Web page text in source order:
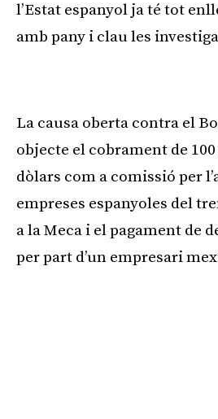
l’Estat espanyol ja té tot
amb pany i clau les
La causa oberta contra el
objecte el cobrament de
dòlars com a comissió per
empreses espanyoles del
a la Meca i el pagament de
per part d’un empresari